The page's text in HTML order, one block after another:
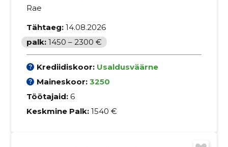
Rae
Tähtaeg: 14.08.2026
palk: 1450 – 2300 €
Krediidiskoor: Usaldusväärne
Maineskoor: 3250
Töötajaid: 6
Keskmine Palk: 1540 €